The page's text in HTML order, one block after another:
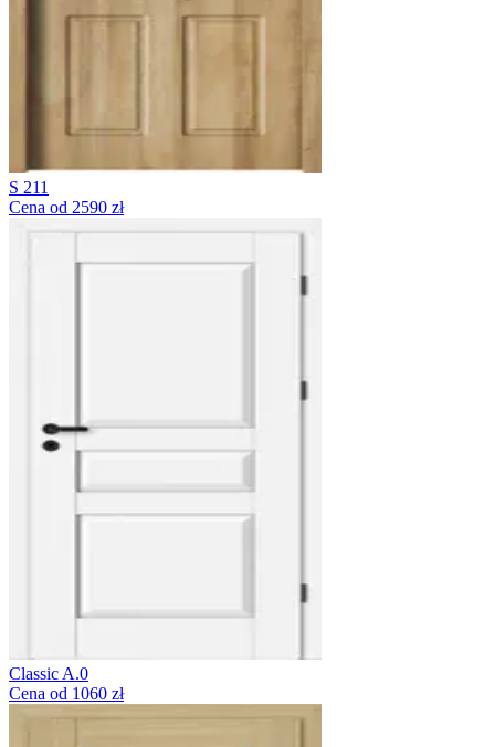
S 211
Cena od 2590 zł
Classic A.0
Cena od 1060 zł